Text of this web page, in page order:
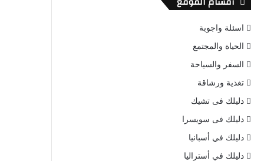
اسئلة واجوبة
الحياة والمجتمع
السفر والسياحة
تغذية ورشاقة
دليلك فى تشيك
دليلك فى سويسرا
دليلك في أسبانيا
دليلك في أستراليا